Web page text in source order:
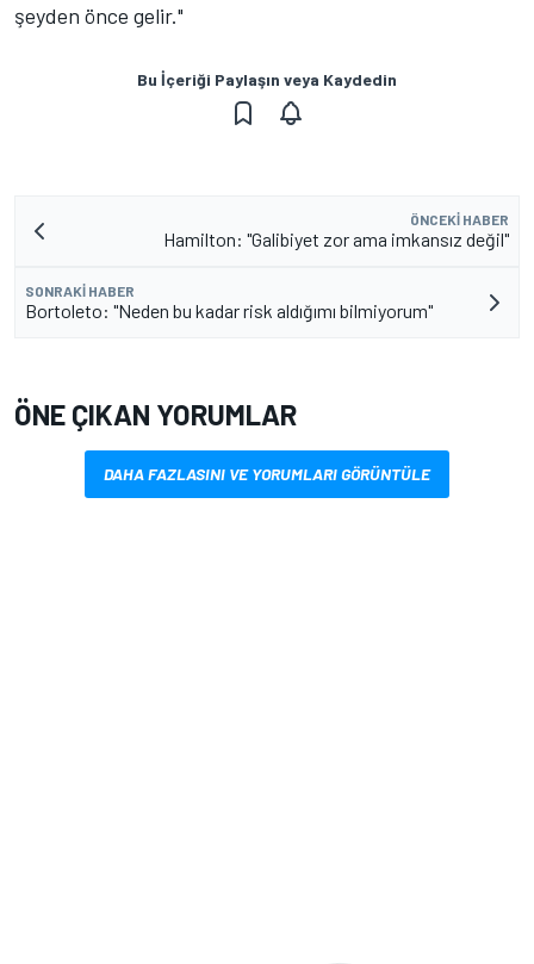
şeyden önce gelir."
Bu İçeriği Paylaşın veya Kaydedin
ÖNCEKI HABER
Hamilton: "Galibiyet zor ama imkansız değil"
SONRAKI HABER
Bortoleto: "Neden bu kadar risk aldığımı bilmiyorum"
ÖNE ÇIKAN YORUMLAR
DAHA FAZLASINI VE YORUMLARI GÖRÜNTÜLE